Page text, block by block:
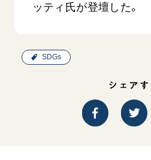
ッティ氏が登壇した。
SDGs
シェアす